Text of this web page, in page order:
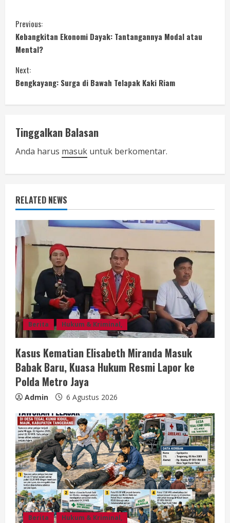
C
o
n
t
n
u
e
R
e
a
d
i
n
g
Previous:
Kebangkitan Ekonomi Dayak: Tantangannya Modal atau
Mental?
Next:
Bengkayang: Surga di Bawah Telapak Kaki Riam
Tinggalkan Balasan
Anda harus masuk untuk berkomentar.
RELATED NEWS
Berita Hukum & Kriminal,
Kasus Kematian Elisabeth Miranda Masuk
Babak Baru, Kuasa Hukum Resmi Lapor ke
Polda Metro Jaya
Admin 6 Agustus 2026
Berita Hukum & Kriminal,